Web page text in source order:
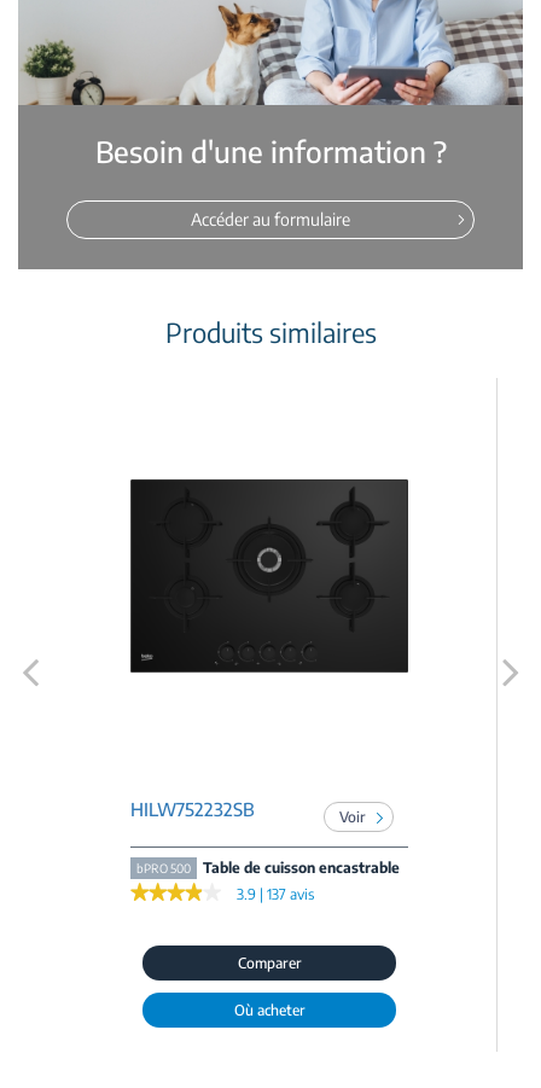
Besoin d'une information ?
Accéder au formulaire
Produits similaires
HILW752232SB Voir
bPRO 500
Table de cuisson encastrable
★★★★★
★★★★★ 3.9 | 137 avis
Comparer
Où acheter